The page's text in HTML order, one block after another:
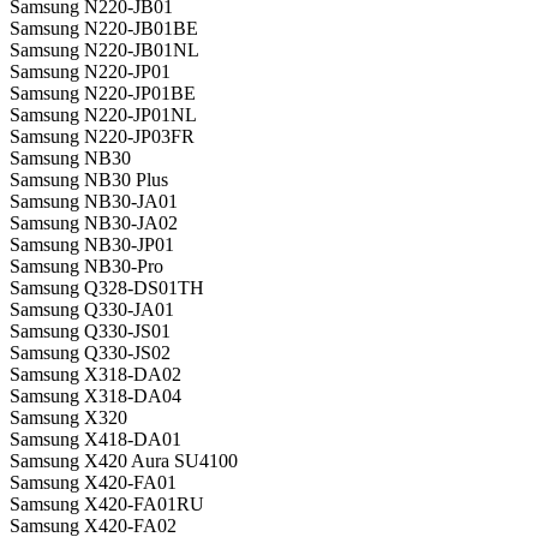
Samsung N220-JB01
Samsung N220-JB01BE
Samsung N220-JB01NL
Samsung N220-JP01
Samsung N220-JP01BE
Samsung N220-JP01NL
Samsung N220-JP03FR
Samsung NB30
Samsung NB30 Plus
Samsung NB30-JA01
Samsung NB30-JA02
Samsung NB30-JP01
Samsung NB30-Pro
Samsung Q328-DS01TH
Samsung Q330-JA01
Samsung Q330-JS01
Samsung Q330-JS02
Samsung X318-DA02
Samsung X318-DA04
Samsung X320
Samsung X418-DA01
Samsung X420 Aura SU4100
Samsung X420-FA01
Samsung X420-FA01RU
Samsung X420-FA02